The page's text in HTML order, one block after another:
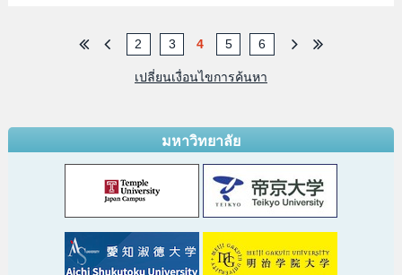
2 3 4 5 6
เปลี่ยนเงื่อนไขการค้นหา
มหาวิทยาลัย